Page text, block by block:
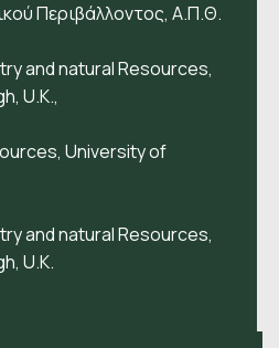
Περιβάλλοντος, Α.Π.Θ.
and natural Resources,
U.K.,
University of
and natural Resources,
U.K.